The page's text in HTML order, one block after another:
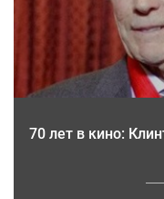
70 лет в кино: